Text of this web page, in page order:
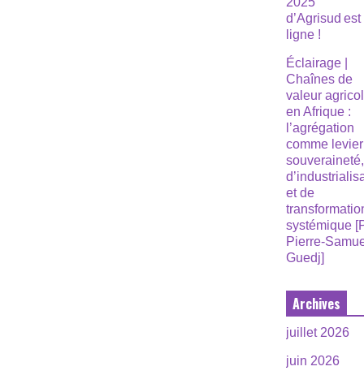
d’Agrisud
ligne !
Éclairage |
Chaînes de
valeur
en Afrique :
l’agrégation
comme
souveraineté,
et de
systémique
Pierre-
Guedj]
Archives
juillet 2026
juin 2026